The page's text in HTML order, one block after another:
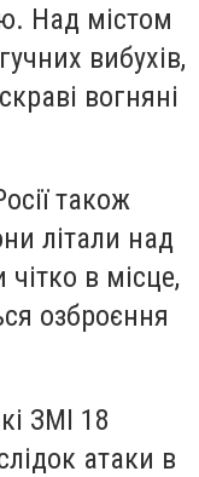
Над містом
вибухів,
вогняні
також
літали над
в місце,
озброєння
ЗМІ 18
атаки в